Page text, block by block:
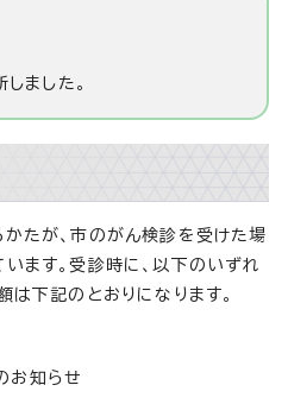
ました。
たが、市のがん検診を受けた場
ます。受診時に、以下のいずれ
は下記のとおりになります。
お知らせ